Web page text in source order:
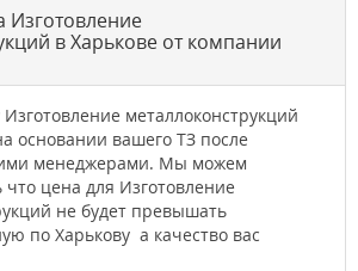
Изготовление
в Харькове от компании
Изготовление металлоконструкций
основании вашего ТЗ после
менеджерами. Мы можем
что цена для Изготовление
не будет превышать
по Харькову а качество вас